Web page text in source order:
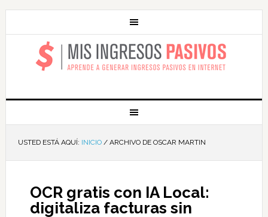
MIS INGRESOS
PASIVOS
USTED ESTÁ AQUÍ: INICIO /ARCHIVO DE OSCAR MARTIN
OCR gratis con IA Local:
digitaliza facturas sin